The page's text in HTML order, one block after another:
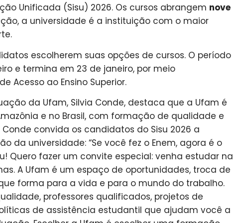
Unificada (Sisu) 2026. Os cursos abrangem nove
a universidade é a instituição com o maior
escolherem suas opções de cursos. O período
e termina em 23 de janeiro, por meio
Acesso ao Ensino Superior.
da Ufam, Silvia Conde, destaca que a Ufam é
e no Brasil, com formação de qualidade e
convida os candidatos do Sisu 2026 a
da universidade: “Se você fez o Enem, agora é o
Quero fazer um convite especial: venha estudar na
A Ufam é um espaço de oportunidades, troca de
forma para a vida e para o mundo do trabalho.
professores qualificados, projetos de
de assistência estudantil que ajudam você a